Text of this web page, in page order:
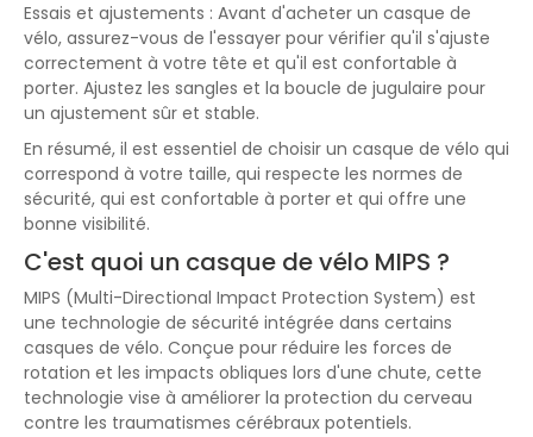
Essais et ajustements : Avant d'acheter un casque de
vélo, assurez-vous de l'essayer pour vérifier qu'il s'ajuste
correctement à votre tête et qu'il est confortable à
porter. Ajustez les sangles et la boucle de jugulaire pour
un ajustement sûr et stable.
En résumé, il est essentiel de choisir un casque de vélo qui
correspond à votre taille, qui respecte les normes de
sécurité, qui est confortable à porter et qui offre une
bonne visibilité.
C'est quoi un casque de vélo MIPS ?
MIPS (Multi-Directional Impact Protection System) est
une technologie de sécurité intégrée dans certains
casques de vélo. Conçue pour réduire les forces de
rotation et les impacts obliques lors d'une chute, cette
technologie vise à améliorer la protection du cerveau
contre les traumatismes cérébraux potentiels.